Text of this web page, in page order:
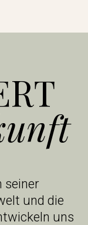
seiner
und die
uns